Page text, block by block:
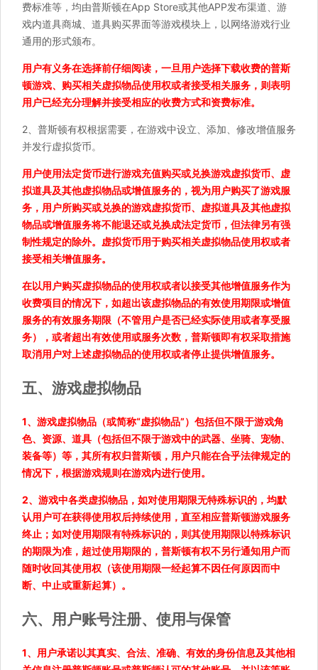
费标准等，均由普斯顿在App Store或其他APP发布渠道、游
戏内道具商城、道具购买界面等游戏模块上，以网络游戏行业
通用的形式颁布。
用户有义务在选择前仔细阅读，一旦用户选择下载收费的普斯
顿游戏、购买相关虚拟物品使用权或者接受相关服务，则表明
用户已经充分理解并接受相应的收费方式和资费标准。
2、普斯顿有权根据需要，在游戏中设立、添加、修改增值服务
并发行虚拟货币。
用户使用法定货币进行游戏充值购买或兑换游戏虚拟货币、虚
拟道具及其他虚拟物品或增值服务的，视为用户购买了游戏服
务，用户所购买或兑换的游戏虚拟货币、虚拟道具及其他虚拟
物品或增值服务将不能退还或兑换成法定货币，但法律另有强
制性规定的除外。虚拟货币用于购买相关虚拟物品使用权或者
接受相关增值服务。
在以用户购买虚拟物品的使用权或者以接受其他增值服务作为
收费项目的情况下，如超出该虚拟物品的有效使用期限或增值
服务的有效服务期限（不管用户是否已经实际使用或者享受服
务），或者超出有效使用或服务次数，普斯顿即有权采取措施
取消用户对上述虚拟物品的使用权或者停止提供增值服务。
五、游戏虚拟物品
1、游戏虚拟物品（或简称“虚拟物品”）包括但不限于游戏角
色、资源、道具（包括但不限于游戏中的武器、坐骑、宠物、
装备等）等，其所有权归普斯顿，用户只能在合乎法律规定的
情况下，根据游戏规则在游戏内进行使用。
2、游戏中各类虚拟物品，如对使用期限无特殊标识的，均默
认用户可在获得使用权后持续使用，直至相应普斯顿游戏服务
终止；如对使用期限有特殊标识的，则其使用期限以特殊标识
的期限为准，超过使用期限的，普斯顿有权不另行通知用户而
随时收回其使用权（该使用期限一经起算不因任何原因而中
断、中止或重新起算）。
六、用户账号注册、使用与保管
1、用户承诺以其真实、合法、准确、有效的身份信息及其他相